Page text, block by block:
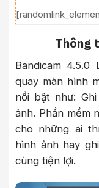
Thông
Bandicam
quay màn hình
nổi bật như:
ảnh. Phần mềm
cho những ai
hình ảnh hay
cùng tiện lợi.